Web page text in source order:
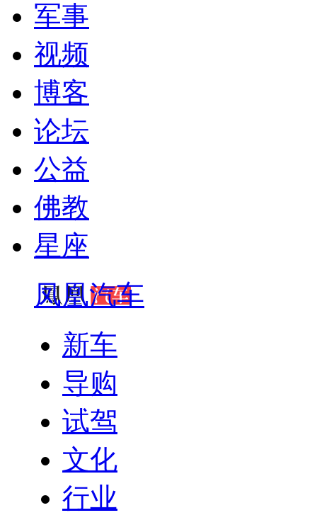
军事
视频
博客
论坛
公益
佛教
星座
凤凰汽车
新车
导购
试驾
文化
行业